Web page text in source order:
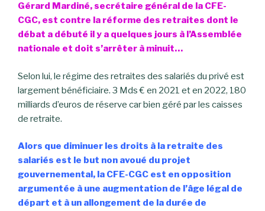
Gérard Mardiné, secrétaire général de la CFE-
CGC, est contre la réforme des retraites dont le
débat a débuté il y a quelques jours à l’Assemblée
nationale et doit s’arrêter à minuit…
Selon lui, le régime des retraites des salariés du privé est
largement bénéficiaire. 3 Mds € en 2021 et en 2022, 180
milliards d’euros de réserve car bien géré par les caisses
de retraite.
Alors que diminuer les droits à la retraite des
salariés est le but non avoué du projet
gouvernemental, la CFE-CGC est en opposition
argumentée à une augmentation de l’âge légal de
départ et à un allongement de la durée de